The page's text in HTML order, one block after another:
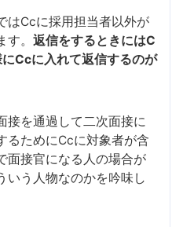
はCcに採用担当者以外が
。 返信をするときにはC
Ccに入れて返信するのが
接を通過して二次面接に
るためにCcに対象者が含
面接官になる人の場合が
いう人物なのかを吟味し